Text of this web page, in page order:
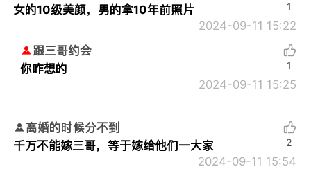
女的10级美颜，男的拿10年前照片
2024-09-11 15:22
1
跟三哥约会
你咋想的
2024-09-11 15:25
1
离婚的时候分不到
千万不能嫁三哥，等于嫁给他们一大家
2024-09-11 15:54
2